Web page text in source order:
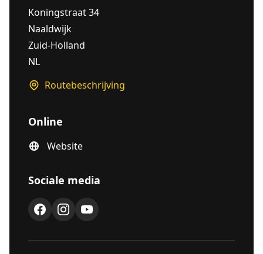
Koningstraat 34
Naaldwijk
Zuid-Holland
NL
Routebeschrijving
Online
Website
Sociale media